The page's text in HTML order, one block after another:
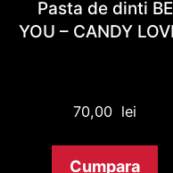
Pasta de dinti BE
YOU – CANDY
70,00 lei
Cumpara